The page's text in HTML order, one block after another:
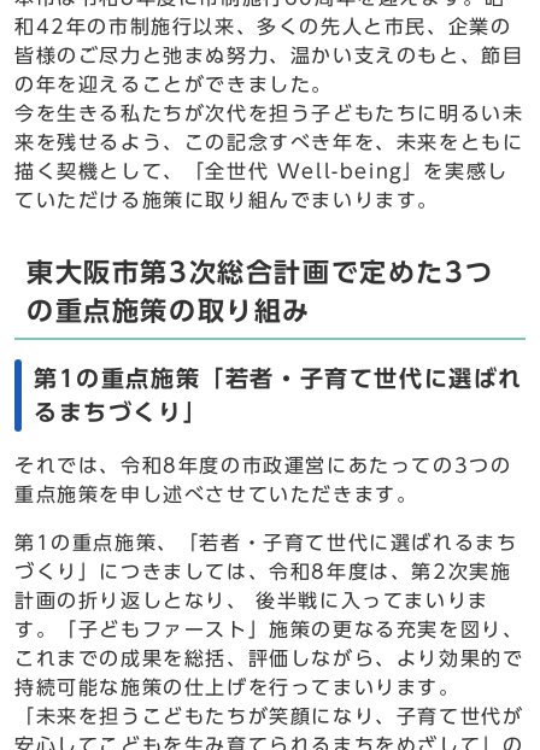
和42年の市制施行以来、多くの先人と市民、企業の
皆様のご尽力と弛まぬ努力、温かい支えのもと、節目
の年を迎えることができました。
今を生きる私たちが次代を担う子どもたちに明るい未
来を残せるよう、この記念すべき年を、未来をともに
描く契機として、「全世代 Well-being」を実感し
ていただける施策に取り組んでまいります。
東大阪市第3次総合計画で定めた3つ
の重点施策の取り組み
第1の重点施策「若者・子育て世代に選ばれ
るまちづくり」
それでは、令和8年度の市政運営にあたっての3つの
重点施策を申し述べさせていただきます。
第1の重点施策、「若者・子育て世代に選ばれるまち
づくり」につきましては、令和8年度は、第2次実施
計画の折り返しとなり、 後半戦に入ってまいりま
す。「子どもファースト」施策の更なる充実を図り、
これまでの成果を総括、評価しながら、より効果的で
持続可能な施策の仕上げを行ってまいります。
「未来を担うこどもたちが笑顔になり、子育て世代が
安心してこどもを生み育てられるまちをめざして」の